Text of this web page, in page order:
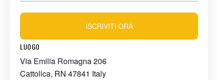
LUOGO
Via Emilia Romagna 206
Cattolica, RN 47841 Italy
ISCRIVITI ORA